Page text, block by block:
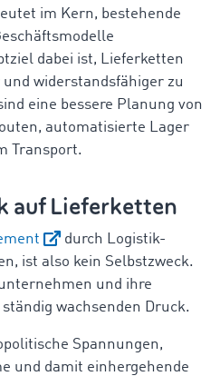
im Kern, bestehende
dabei ist, Lieferketten
widerstandsfähiger zu
eine bessere Planung von
automatisierte Lager
Transport.
auf Lieferketten
durch Logistik-
ist also kein Selbstzweck.
und ihre
wachsenden Druck.
Spannungen,
und damit einhergehende